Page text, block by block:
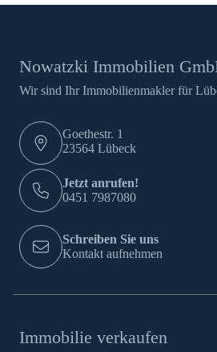
Nowatzki Immobilien
Wir sind Ihr Immobilienmakler für
Goethestr. 1
23564 Lübeck
Jetzt anrufen!
0451 7987080
Schreiben Sie uns
Kontakt aufnehmen
Immobilie verkaufen